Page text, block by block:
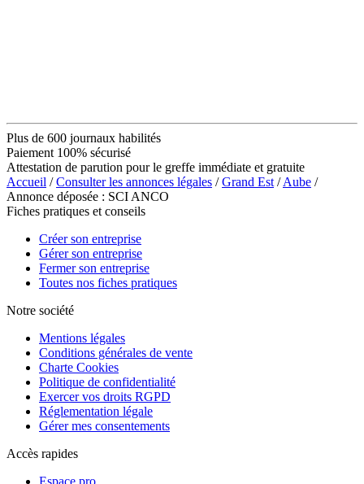
Plus de 600 journaux habilités
Paiement 100% sécurisé
Attestation de parution pour le greffe immédiate et gratuite
Accueil /Consulter les annonces légales /Grand Est /Aube /
Annonce déposée : SCI ANCO
Fiches pratiques et conseils
Créer son entreprise
Gérer son entreprise
Fermer son entreprise
Toutes nos fiches pratiques
Notre société
Mentions légales
Conditions générales de vente
Charte Cookies
Politique de confidentialité
Exercer vos droits RGPD
Réglementation légale
Gérer mes consentements
Accès rapides
Espace pro